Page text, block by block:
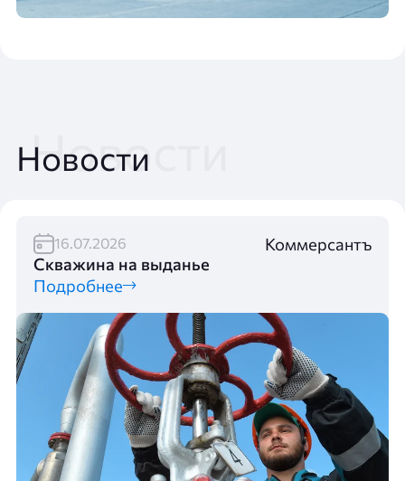
Новости
16.07.2026
Коммерсантъ
Скважина на выданье
Подробнее